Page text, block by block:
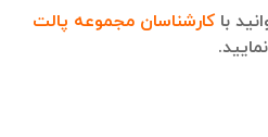
با کارشناسان مجموعه پالت